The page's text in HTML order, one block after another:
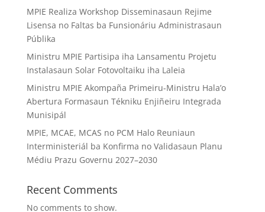
MPIE Realiza Workshop Disseminasaun Rejime
Lisensa no Faltas ba Funsionáriu Administrasaun
Públika
Ministru MPIE Partisipa iha Lansamentu Projetu
Instalasaun Solar Fotovoltaiku iha Laleia
Ministru MPIE Akompaña Primeiru-Ministru Hala’o
Abertura Formasaun Tékniku Enjiñeiru Integrada
Munisipál
MPIE, MCAE, MCAS no PCM Halo Reuniaun
Interministeriál ba Konfirma no Validasaun Planu
Médiu Prazu Governu 2027–2030
Recent Comments
No comments to show.